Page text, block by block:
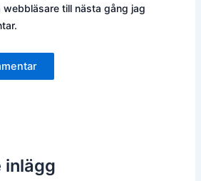
till nästa gång jag
inlägg